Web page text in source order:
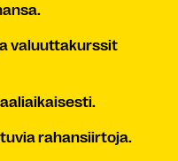
valuuttakurssit
rahansiirtoja.